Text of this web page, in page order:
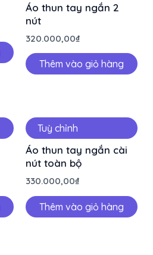
Áo thun tay ngắn 2
nút
320.000,00₫
Thêm vào giỏ hàng
Tuỳ chỉnh
Áo thun tay ngắn cài
nút toàn bộ
330.000,00₫
Thêm vào giỏ hàng